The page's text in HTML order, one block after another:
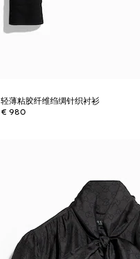
轻薄粘胶纤维绉绸针织衬衫
€ 980